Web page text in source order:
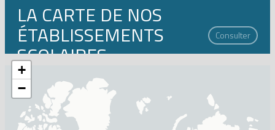
LA CARTE DE NOS
ÉTABLISSEMENTS
SCOLAIRES
Consulter
+
−